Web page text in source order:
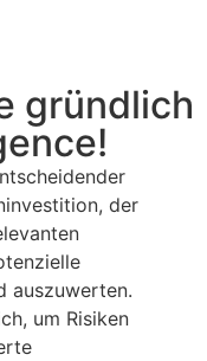
gründlich
der
auszuwerten.
um Risiken